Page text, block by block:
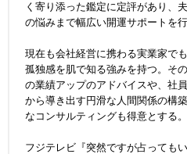
く寄り添った鑑定に定評があり、
の悩みまで幅広い開運サポートを行
現在も会社経営に携わる実業家で
孤独感を肌で知る強みを持つ。そ
の業績アップのアドバイスや、社
から導き出す円滑な人間関係の構
なコンサルティングも得意とする。
フジテレビ『突然ですが占っても